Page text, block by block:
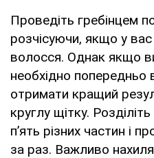
Проведіть гребінцем
розчісуючи, якщо у
волосся. Однак якщо
необхідно
отримати кращий
круглу щітку.
п’ять різних частин і
за раз. Важливо